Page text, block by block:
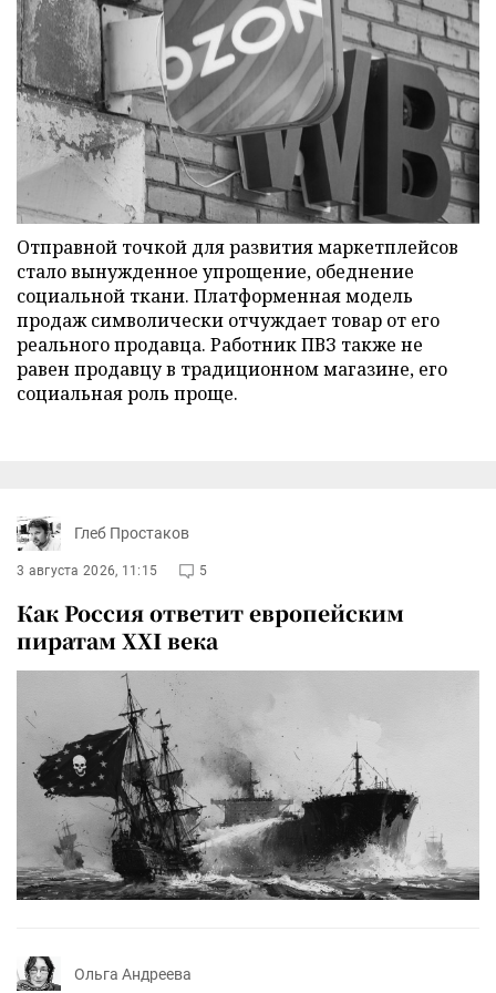
Отправной точкой для развития маркетплейсов
стало вынужденное упрощение, обеднение
социальной ткани. Платформенная модель
продаж символически отчуждает товар от его
реального продавца. Работник ПВЗ также не
равен продавцу в традиционном магазине, его
социальная роль проще.
Глеб Простаков
3 августа 2026, 11:15 5
Как Россия ответит европейским
пиратам XXI века
Ольга Андреева